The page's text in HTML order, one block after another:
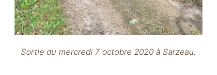
Sortie du mercredi 7 octobre 2020 à Sarzeau.